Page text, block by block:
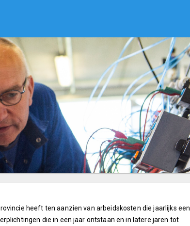
heeft ten aanzien van arbeidskosten die jaarlijks een
die in een jaar ontstaan en in latere jaren tot